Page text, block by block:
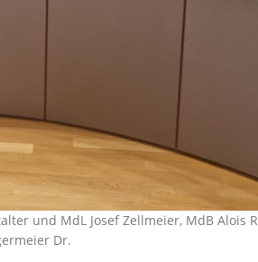
und MdL Josef Zellmeier, MdB Alois
Dr.